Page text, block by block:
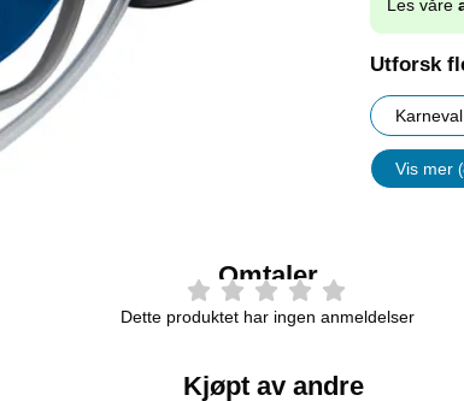
Les våre
Utforsk
Karneval
Vis mer
Omtaler
Dette produktet har ingen anmeldelser
Kjøpt av andre